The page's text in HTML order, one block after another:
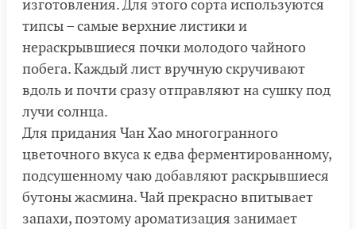
изготовления. Для этого сорта используются
типсы – самые верхние листики и
нераскрывшиеся почки молодого чайного
побега. Каждый лист вручную скручивают
вдоль и почти сразу отправляют на сушку под
лучи солнца.
Для придания Чан Хао многогранного
цветочного вкуса к едва ферментированному,
подсушенному чаю добавляют раскрывшиеся
бутоны жасмина. Чай прекрасно впитывает
запахи, поэтому ароматизация занимает